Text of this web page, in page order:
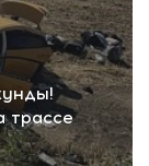
трассе